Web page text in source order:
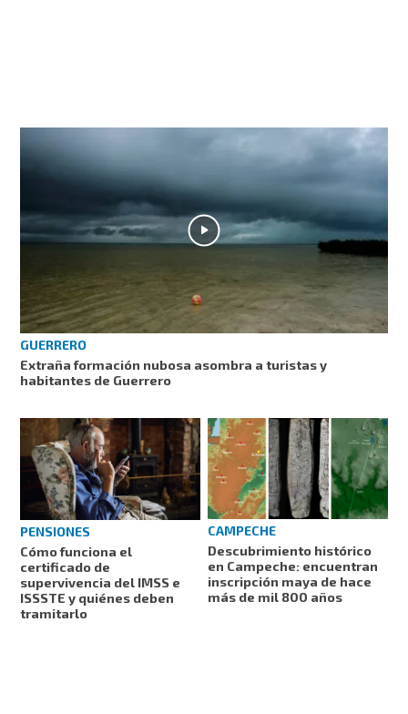
GUERRERO
Extraña formación nubosa asombra a turistas y
habitantes de Guerrero
PENSIONES
Cómo funciona el
certificado de
supervivencia del IMSS e
ISSSTE y quiénes deben
tramitarlo
CAMPECHE
Descubrimiento histórico
en Campeche: encuentran
inscripción maya de hace
más de mil 800 años